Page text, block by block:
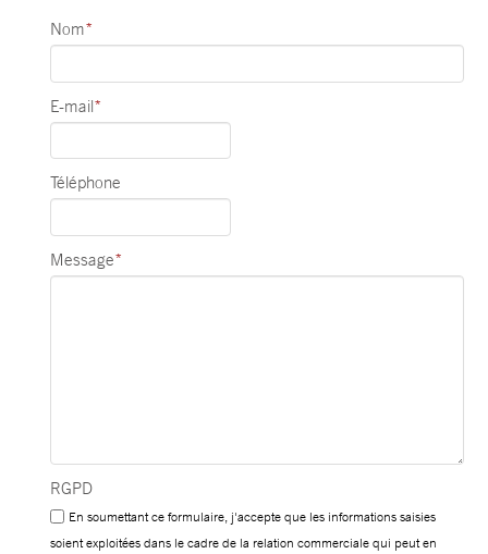
Nom*
E-mail*
Téléphone
Message*
RGPD
En soumettant ce formulaire, j'accepte que les informations saisies
soient exploitées dans le cadre de la relation commerciale qui peut en